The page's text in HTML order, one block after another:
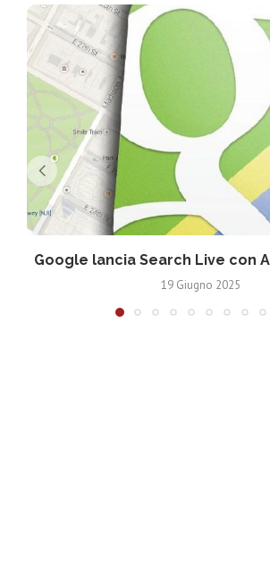
Google lancia Search Live con
19 Giugno 2025